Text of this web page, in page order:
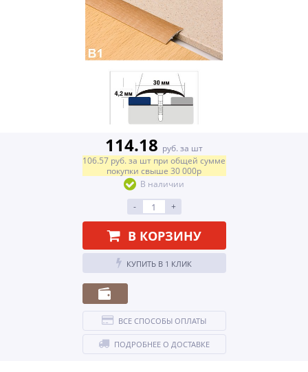
114.18 руб. за шт
106.57 руб. за шт при общей сумме
покупки свыше 30 000р
В наличии
-
+
В КОРЗИНУ
КУПИТЬ В 1 КЛИК
ВСЕ СПОСОБЫ ОПЛАТЫ
ПОДРОБНЕЕ О ДОСТАВКЕ